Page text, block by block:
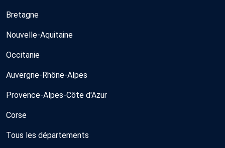
Bretagne
Nouvelle-Aquitaine
Occitanie
Auvergne-Rhône-Alpes
Provence-Alpes-Côte d'Azur
Corse
Tous les départements